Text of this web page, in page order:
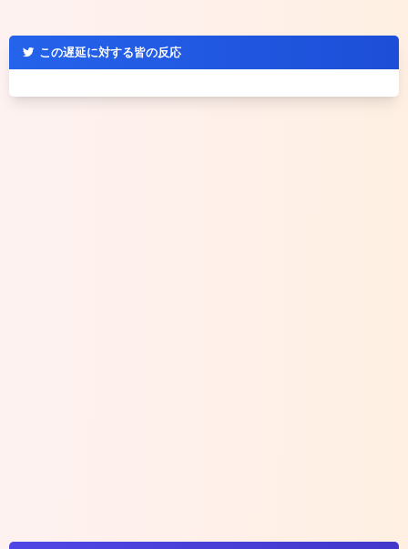
この遅延に対する皆の反応